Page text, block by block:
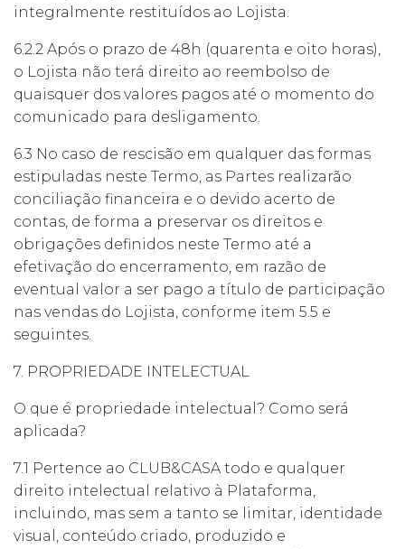
integralmente restituídos ao Lojista.
6.2.2 Após o prazo de 48h (quarenta e oito horas),
o Lojista não terá direito ao reembolso de
quaisquer dos valores pagos até o momento do
comunicado para desligamento.
6.3 No caso de rescisão em qualquer das formas
estipuladas neste Termo, as Partes realizarão
conciliação financeira e o devido acerto de
contas, de forma a preservar os direitos e
obrigações definidos neste Termo até a
efetivação do encerramento, em razão de
eventual valor a ser pago a título de participação
nas vendas do Lojista, conforme item 5.5 e
seguintes.
7. PROPRIEDADE INTELECTUAL
O que é propriedade intelectual? Como será
aplicada?
7.1 Pertence ao CLUB&CASA todo e qualquer
direito intelectual relativo à Plataforma,
incluindo, mas sem a tanto se limitar, identidade
visual, conteúdo criado, produzido e